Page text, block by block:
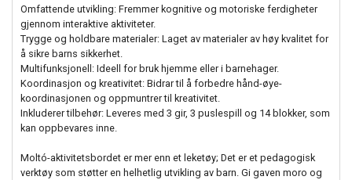
Omfattende utvikling: Fremmer kognitive og motoriske ferdigheter
gjennom interaktive aktiviteter.
Trygge og holdbare materialer: Laget av materialer av høy kvalitet for
å sikre barns sikkerhet.
Multifunksjonell: Ideell for bruk hjemme eller i barnehager.
Koordinasjon og kreativitet: Bidrar til å forbedre hånd-øye-
koordinasjonen og oppmuntrer til kreativitet.
Inkluderer tilbehør: Leveres med 3 gir, 3 puslespill og 14 blokker, som
kan oppbevares inne.
Moltó-aktivitetsbordet er mer enn et leketøy; Det er et pedagogisk
verktøy som støtter en helhetlig utvikling av barn. Gi gaven moro og